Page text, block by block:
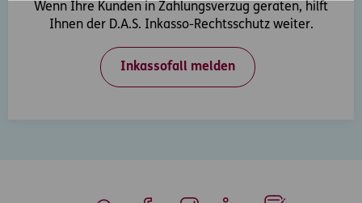
Wenn Ihre Kunden in Zahlungsverzug geraten, hilft
Ihnen der D.A.S. Inkasso-Rechtsschutz weiter.
Inkassofall melden